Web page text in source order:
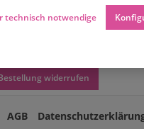
widerrufen
AGB
technisch notwendige